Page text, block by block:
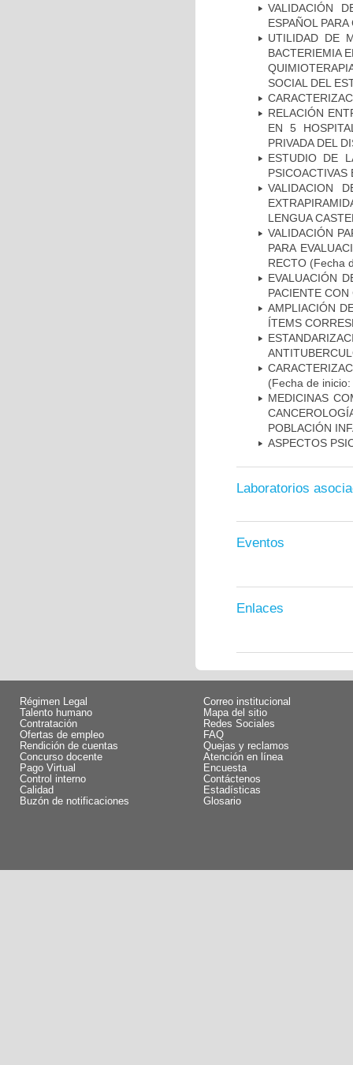
VALIDACIÓN
ESPAÑOL
UTILIDAD DE
BACTERIEMIA
SOCIAL DEL
RELACIÓN
EN 5
PRIVADA DEL
ESTUDIO DE
PSICOACTIVAS
VALIDACION
LENGUA
VALIDACIÓN
PARA
RECTO (Fecha
EVALUACIÓN
PACIENTE CON
AMPLIACIÓN
ÍTEMS
(Fecha de
MEDICINAS
POBLACIÓN
ASPECTOS
Laboratorios
Eventos
Enlaces
Régimen Legal
Talento humano
Contratación
Ofertas de empleo
Rendición de cuentas
Concurso docente
Pago Virtual
Control interno
Calidad
Buzón de notificaciones
Correo institucional
Mapa del sitio
Redes Sociales
FAQ
Quejas y reclamos
Atención en línea
Encuesta
Contáctenos
Estadísticas
Glosario